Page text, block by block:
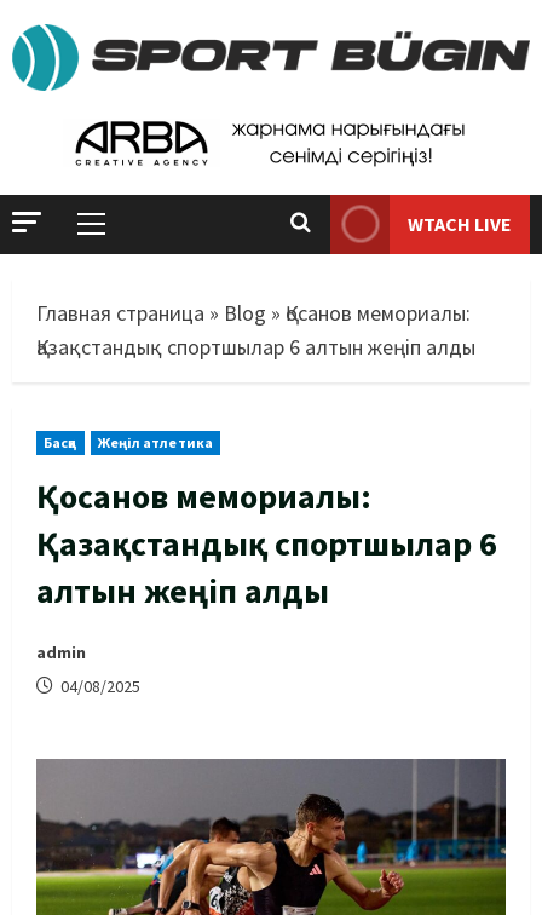
WTACH LIVE
Главная страница » Blog » Қосанов мемориалы:
Қазақстандық спортшылар 6 алтын жеңіп алды
Басқа Жеңіл атлетика
Қосанов мемориалы:
Қазақстандық спортшылар 6
алтын жеңіп алды
admin
04/08/2025